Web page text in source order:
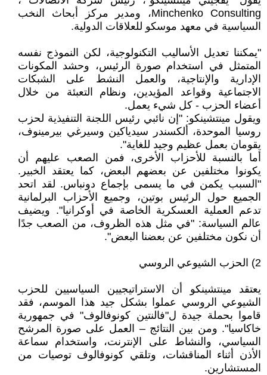
Minchenko Consulting، ومدير مركز أبحاث النخب
السياسية في معهد موسكو للعلاقات الدولية.
"يمكننا تعديل الأساليب التكنولوجية، لكن النموذج نفسه
المتمثل في استخدام صورة الرئيس، وحشد المكونات
الإدارية والإنتاجية، والعمل النشط على الشبكات
الاجتماعية وقواعد المؤيدين، ونظام التعبئة من خلال
أعضاء الحزب - كل شيء يعمل.
ويقول مينتشينكو: "إن نائبي رئيس اللجنة التنفيذية لحزب
روسيا الموحدة، ألكسندر سيدياكين وسيرغي بيرمينوف،
يقومان بعمل عظيم وجيد للغاية".
أما بالنسبة للأحزاب الأخرى، فمن الصعب عليهم أن
يكونوا مختلفين عن بعضهم البعض، كما يعتقد الخبير.
"السبب يكمن في ما يسمى بإجماع دونباس. لقد اتحد
الجميع حول الرئيس بوتين، وجميع الأحزاب البرلمانية
تدعم العملية العسكرية الخاصة في أوكرانيا". ويضيف
عالم السياسة: "في مثل هذه الظروف، من الصعب جدًا
أن نكون مختلفين عن بعضنا البعض".
2) الحزب الشيوعي الروسي
يعتقد مينتشينكو أن الاستراتيجيين السياسيين للحزب
الشيوعي الروسي عملوا بشكل جيد هذا الموسم، فقد
قاموا بحملة جيدة ل"فالنتين كونوفالوف" في جمهورية
خاكاسيا". ومن بين النتائج – العمل على صورة المرشح
السياسي، والنشاط على الإنترنت، واستخدام سماعة
الأذن أثناء المناقشات، وتلقي كونوفالوف توصيات من
المستشارين.